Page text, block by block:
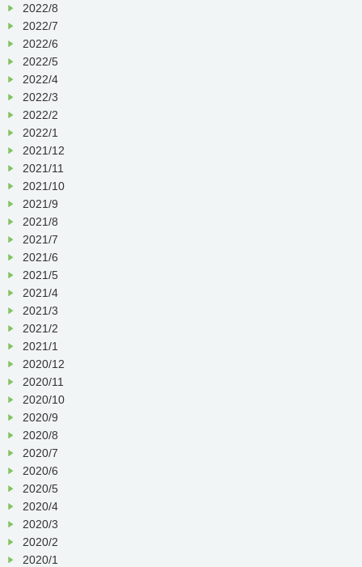
2022/8
2022/7
2022/6
2022/5
2022/4
2022/3
2022/2
2022/1
2021/12
2021/11
2021/10
2021/9
2021/8
2021/7
2021/6
2021/5
2021/4
2021/3
2021/2
2021/1
2020/12
2020/11
2020/10
2020/9
2020/8
2020/7
2020/6
2020/5
2020/4
2020/3
2020/2
2020/1